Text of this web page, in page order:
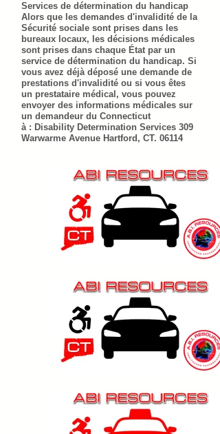
Services de détermination du handicap
Alors que les demandes d'invalidité de la
Sécurité sociale sont prises dans les
bureaux locaux, les décisions médicales
sont prises dans chaque État par un
service de détermination du handicap. Si
vous avez déjà déposé une demande de
prestations d'invalidité ou si vous êtes
un prestataire médical, vous pouvez
envoyer des informations médicales sur
un demandeur du Connecticut
à : Disability Determination Services 309
Warwarme Avenue Hartford, CT. 06114